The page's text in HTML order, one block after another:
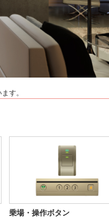
す。
乗場・操作ボタン